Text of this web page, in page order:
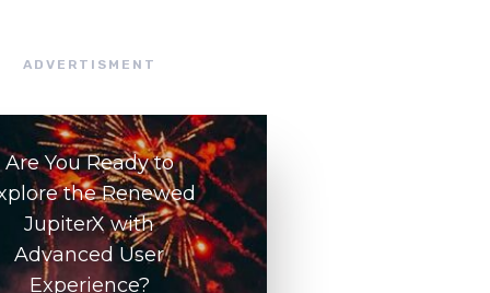
ADVERTISMENT
Are You Ready to
the Renewed
JupiterX with
Advanced User
Experience?